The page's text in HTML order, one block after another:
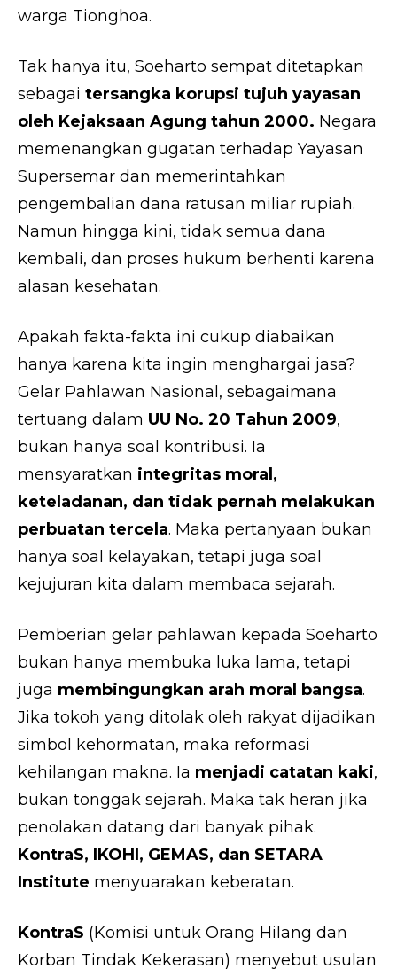
warga Tionghoa.
Tak hanya itu, Soeharto sempat ditetapkan
sebagai tersangka korupsi tujuh yayasan
oleh Kejaksaan Agung tahun 2000. Negara
memenangkan gugatan terhadap Yayasan
Supersemar dan memerintahkan
pengembalian dana ratusan miliar rupiah.
Namun hingga kini, tidak semua dana
kembali, dan proses hukum berhenti karena
alasan kesehatan.
Apakah fakta-fakta ini cukup diabaikan
hanya karena kita ingin menghargai jasa?
Gelar Pahlawan Nasional, sebagaimana
tertuang dalam UU No. 20 Tahun 2009,
bukan hanya soal kontribusi. Ia
mensyaratkan integritas moral,
keteladanan, dan tidak pernah melakukan
perbuatan tercela. Maka pertanyaan bukan
hanya soal kelayakan, tetapi juga soal
kejujuran kita dalam membaca sejarah.
Pemberian gelar pahlawan kepada Soeharto
bukan hanya membuka luka lama, tetapi
juga membingungkan arah moral bangsa.
Jika tokoh yang ditolak oleh rakyat dijadikan
simbol kehormatan, maka reformasi
kehilangan makna. Ia menjadi catatan kaki,
bukan tonggak sejarah. Maka tak heran jika
penolakan datang dari banyak pihak.
KontraS, IKOHI, GEMAS, dan SETARA
Institute menyuarakan keberatan.
KontraS (Komisi untuk Orang Hilang dan
Korban Tindak Kekerasan) menyebut usulan